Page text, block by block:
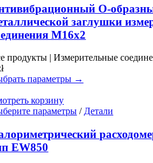
имеет
несколько
вариаций.
Опции
выбрать
странице
O-
заглушки
M16x2
продукты | Измерительные
параметры →
корзину
параметры Этот
имеет
несколько
/ Детали
EW850